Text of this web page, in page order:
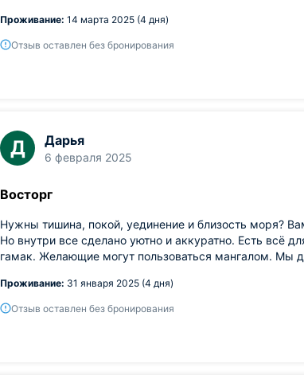
Проживание: 14 марта 2025 (4 дня)
Отзыв оставлен без бронирования
Д Дарья
6 февраля 2025
Восторг
Нужны тишина, покой, уединение и близость моря?
Но внутри все сделано уютно и аккуратно. Есть всё
гамак. Желающие могут пользоваться мангалом. Мы
Проживание: 31 января 2025 (4 дня)
Отзыв оставлен без бронирования